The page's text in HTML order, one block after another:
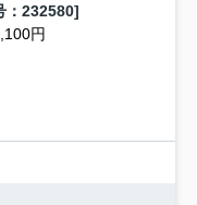
232580]
円